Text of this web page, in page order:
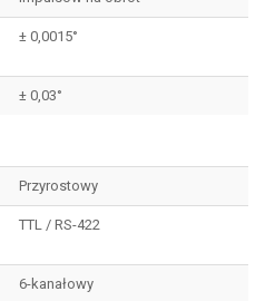
± 0,0015°
± 0,03°
Przyrostowy
TTL / RS-422
6-kanałowy